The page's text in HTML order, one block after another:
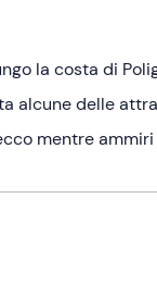
la costa di
alcune delle
mentre